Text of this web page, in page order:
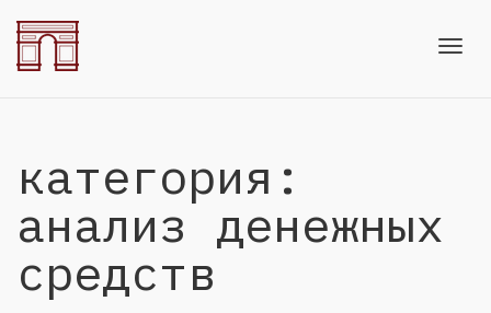
категория:
анализ денежных
средств